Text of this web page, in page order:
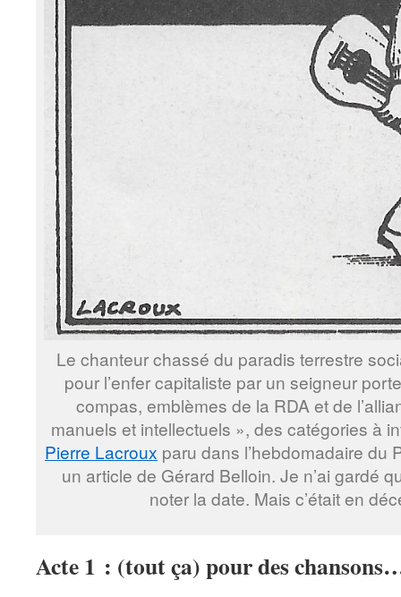
Le chanteur chassé du paradis terrestre
pour l’enfer capitaliste par un seigneur
compas, emblèmes de la RDA et de
manuels et intellectuels », des catégories à
Pierre Lacroux paru dans l’hebdomadaire du
un article de Gérard Belloin. Je n’ai gardé
noter la date. Mais c’était en
Acte 1 : (tout ça) pour des